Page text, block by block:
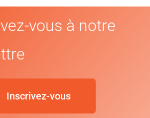
vous à notre
Inscrivez-vous